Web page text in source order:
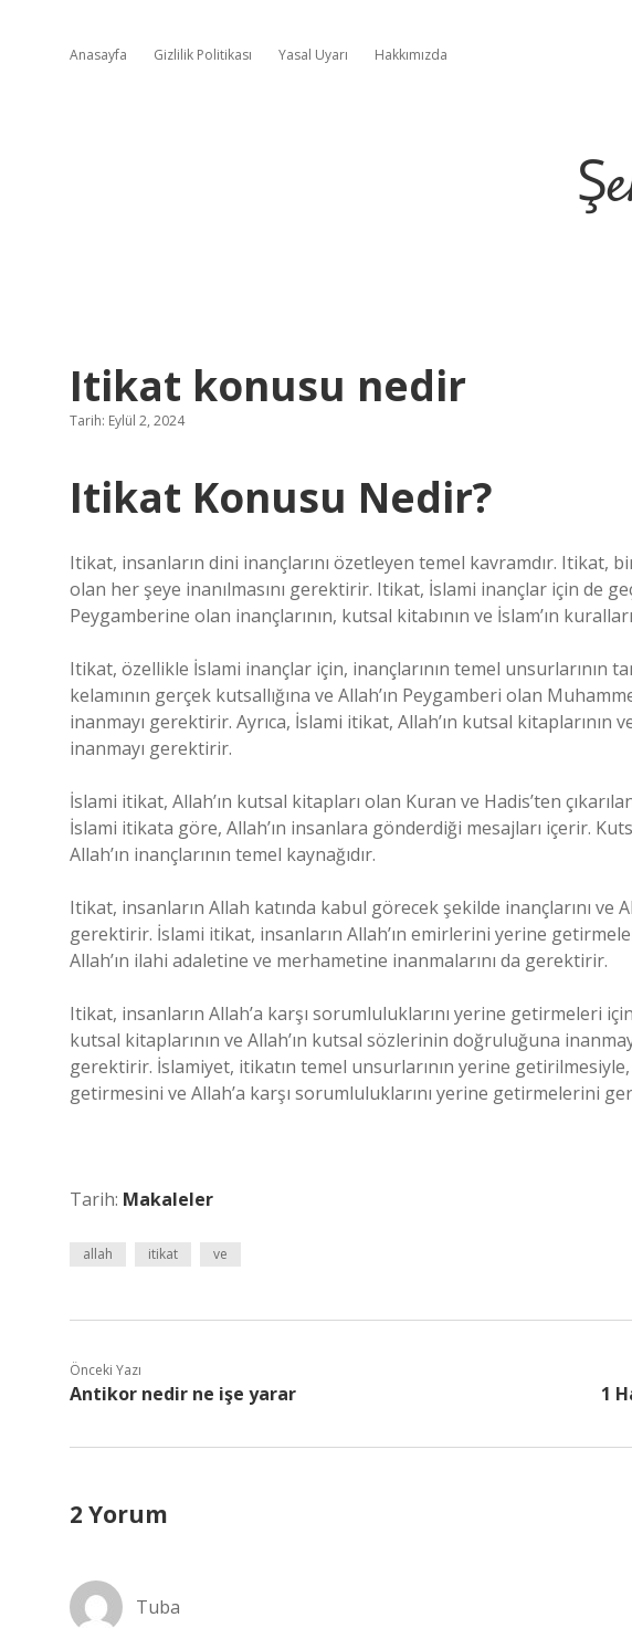
Anasayfa Gizlilik Politikası Yasal Uyarı Hakkımızda
Itikat konusu nedir
Tarih: Eylül 2, 2024
Itikat Konusu Nedir?
Itikat, insanların dini inançlarını özetleyen temel kavramdır. Itikat,
olan her şeye inanılmasını gerektirir. Itikat, İslami inançlar için de
Peygamberine olan inançlarının, kutsal kitabının ve İslam’ın
Itikat, özellikle İslami inançlar için, inançlarının temel unsurlarının
kelamının gerçek kutsallığına ve Allah’ın Peygamberi olan
inanmayı gerektirir. Ayrıca, İslami itikat, Allah’ın kutsal kitaplarının
inanmayı gerektirir.
İslami itikat, Allah’ın kutsal kitapları olan Kuran ve Hadis’ten
İslami itikata göre, Allah’ın insanlara gönderdiği mesajları içerir.
Allah’ın inançlarının temel kaynağıdır.
Itikat, insanların Allah katında kabul görecek şekilde inançlarını ve
gerektirir. İslami itikat, insanların Allah’ın emirlerini yerine
Allah’ın ilahi adaletine ve merhametine inanmalarını da gerektirir.
Itikat, insanların Allah’a karşı sorumluluklarını yerine getirmeleri
kutsal kitaplarının ve Allah’ın kutsal sözlerinin doğruluğuna
gerektirir. İslamiyet, itikatın temel unsurlarının yerine
getirmesini ve Allah’a karşı sorumluluklarını yerine getirmelerini
Tarih: Makaleler
allah itikat ve
Önceki Yazı
Antikor nedir ne işe yarar 1
2 Yorum
Tuba